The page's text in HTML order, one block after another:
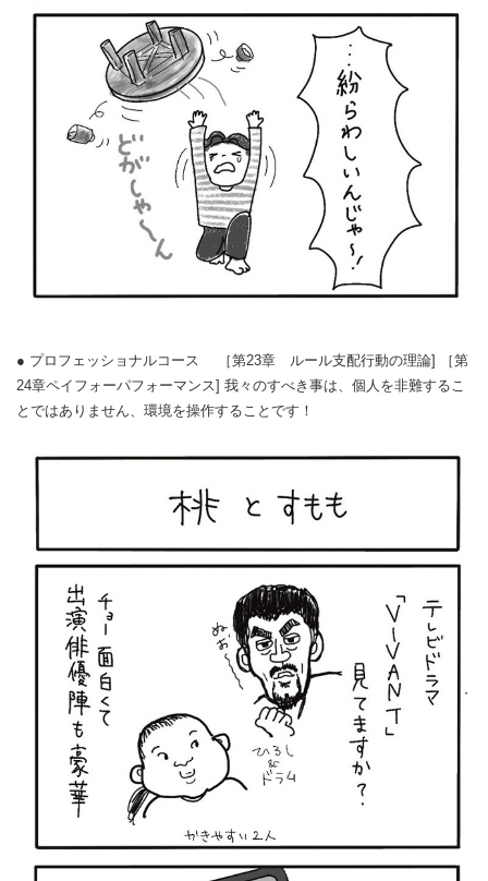
● プロフェッショナルコース ［第23章 ルール支配行動の理論] ［第
24章ペイフォーパフォーマンス] 我々のすべき事は、個人を非難するこ
とではありません、 環境を操作することです！